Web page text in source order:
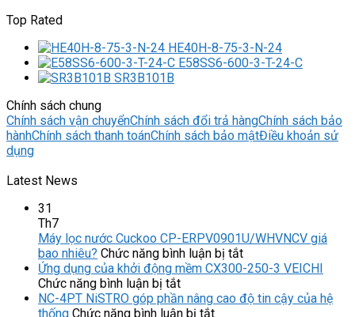
Top Rated
HE40H-8-75-3-N-24
E58SS6-600-3-T-24-C
SR3B101B
Chính sách chung
Chính sách vận chuyểnChính sách đổi trả hàngChính sách bảo
hànhChính sách thanh toánChính sách bảo mậtĐiều khoản sử
dụng
Latest News
31
Th7
Máy lọc nước Cuckoo CP-ERPV0901U/WHVNCV giá
bao nhiêu? Chức năng bình luận bị tắtở
Máy
nước
Ứng dụng của khởi động mềm CX300-250-3 VEICHI
Chức năng bình luận bị tắtở
Ứng
dụng
NC-4PT NiSTRO góp phần nâng cao độ tin cậy của hệ
thống Chức năng bình luận bị tắtở